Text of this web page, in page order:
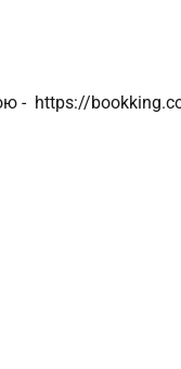
- https://